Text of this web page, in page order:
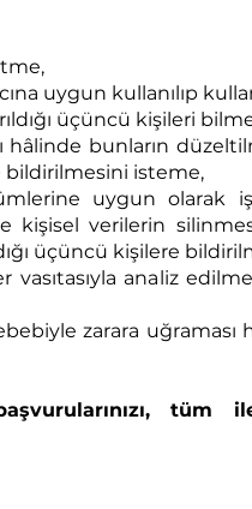
uygun kullanılıp
üçüncü kişileri
hâlinde bunların
bildirilmesini isteme,
uygun olarak
kişisel verilerin
üçüncü kişilere
analiz
zarara
tüm